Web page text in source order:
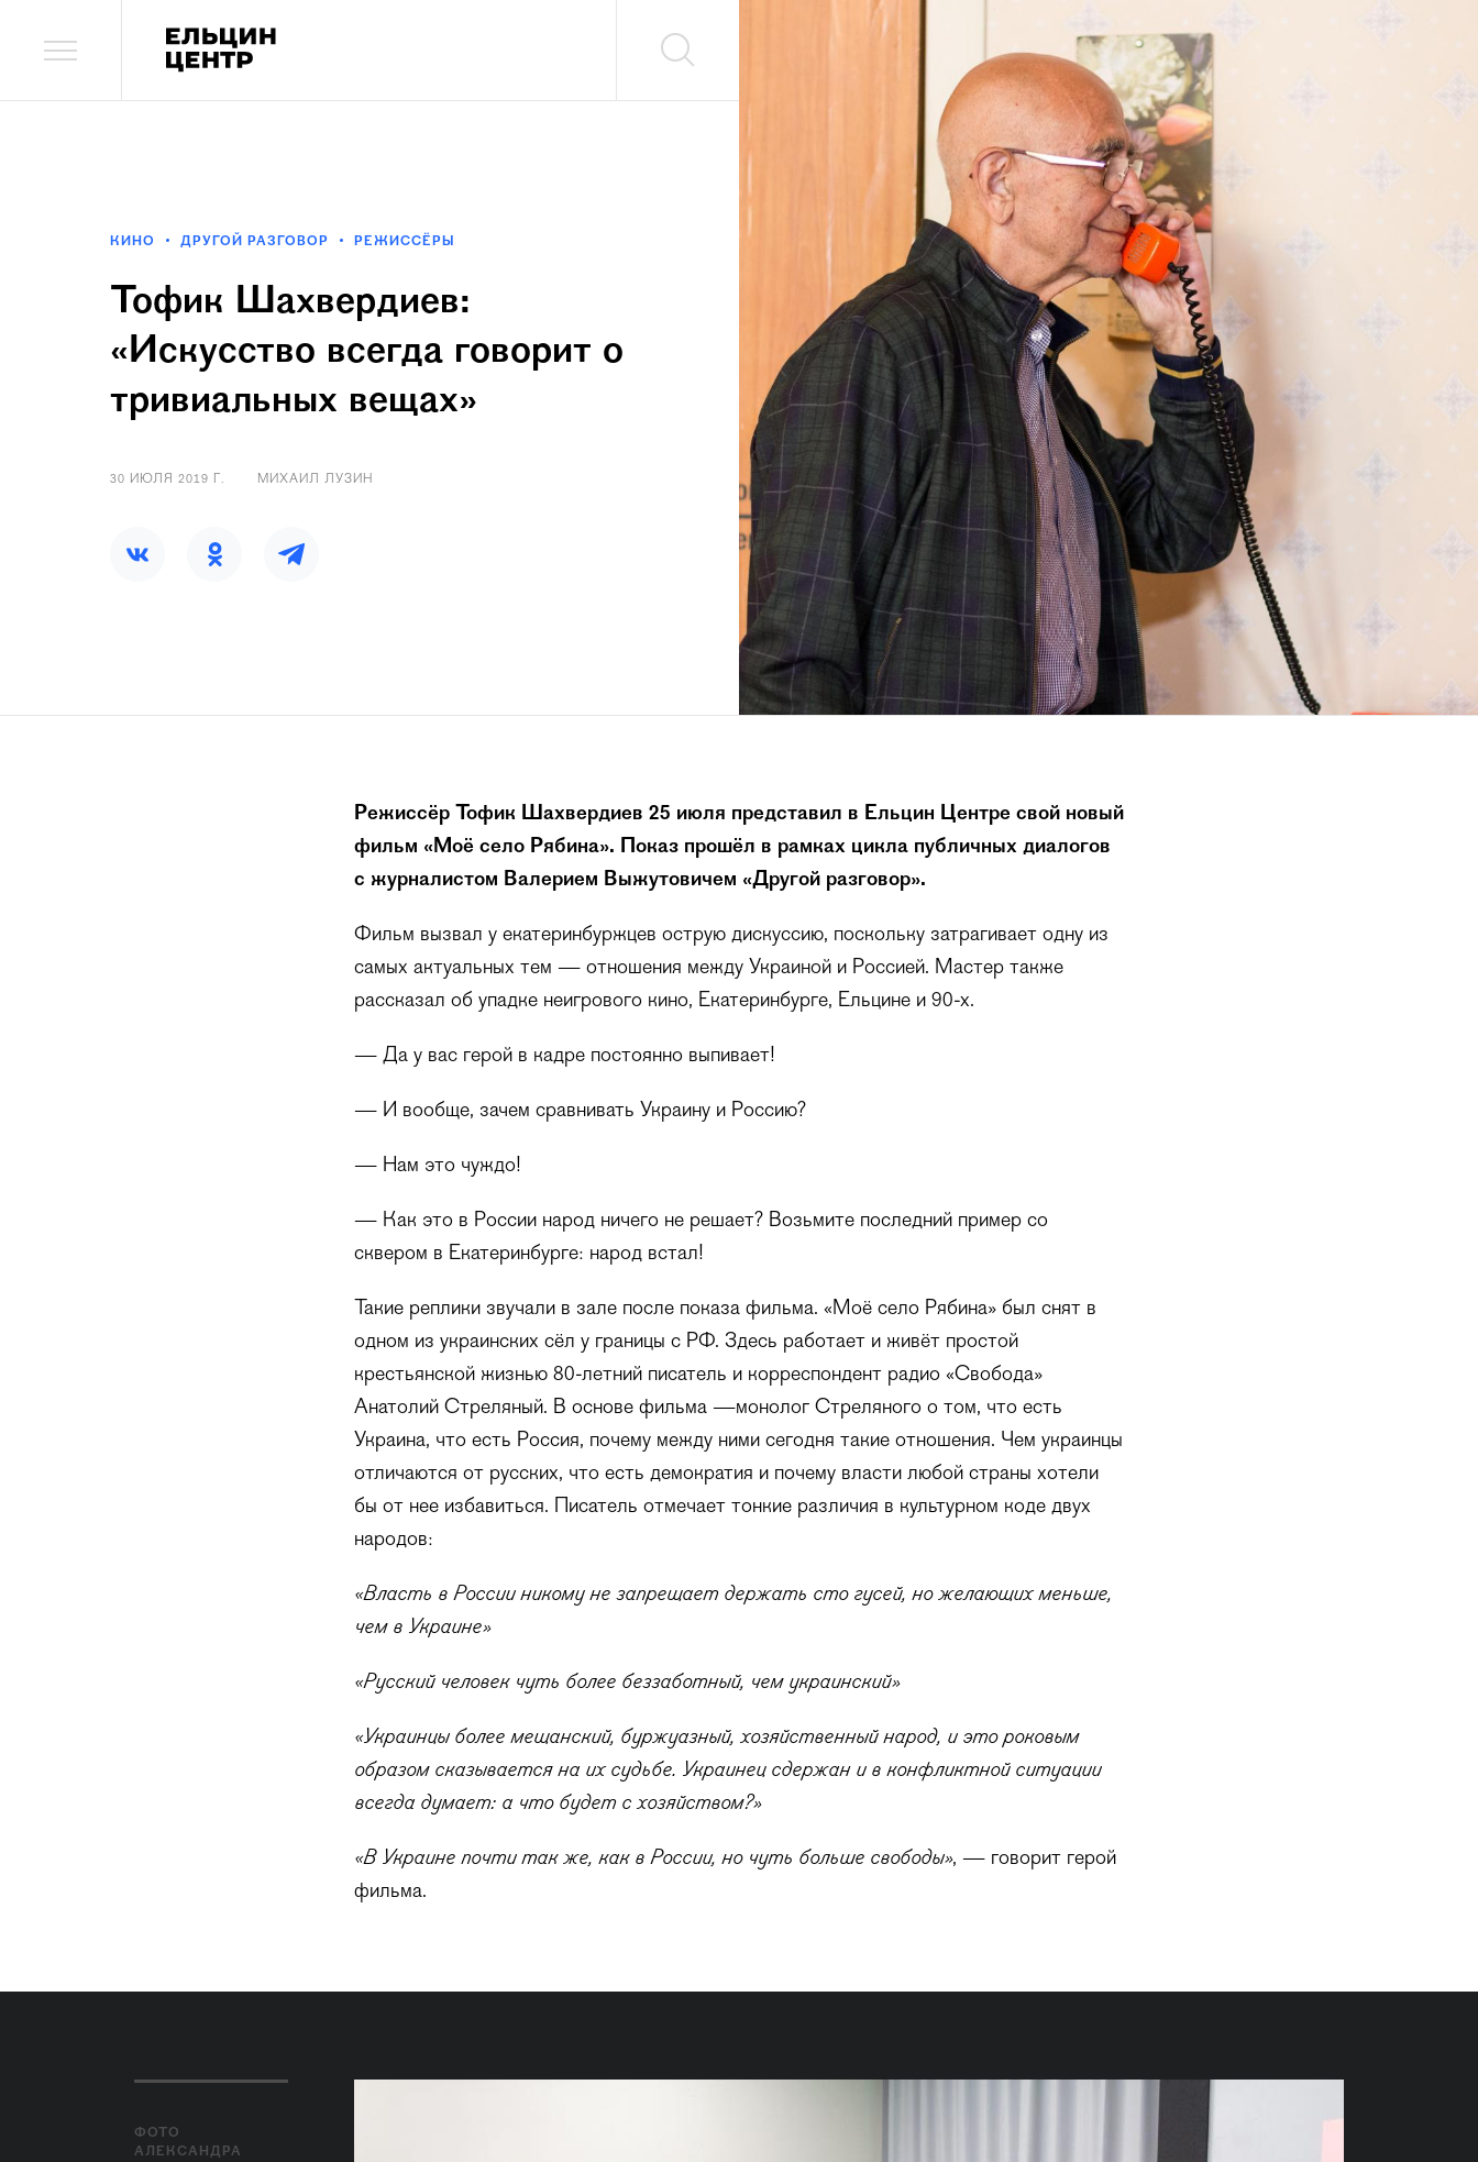
КИНО ДРУГОЙ РАЗГОВОР РЕЖИССЁРЫ
Тофик Шахвердиев:
«Искусство всегда говорит о
тривиальных вещах»
30 ИЮЛЯ 2019 Г. МИХАИЛ ЛУЗИН
Режиссёр Тофик Шахвердиев 25 июля представил в Ельцин Центре свой новый
фильм «Моё село Рябина». Показ прошёл в рамках цикла публичных диалогов
с журналистом Валерием Выжутовичем «Другой разговор».
Фильм вызвал у екатеринбуржцев острую дискуссию, поскольку затрагивает одну из
самых актуальных тем — отношения между Украиной и Россией. Мастер также
рассказал об упадке неигрового кино, Екатеринбурге, Ельцине и 90-х.
— Да у вас герой в кадре постоянно выпивает!
— И вообще, зачем сравнивать Украину и Россию?
— Нам это чуждо!
— Как это в России народ ничего не решает? Возьмите последний пример со
сквером в Екатеринбурге: народ встал!
Такие реплики звучали в зале после показа фильма. «Моё село Рябина» был снят в
одном из украинских сёл у границы с РФ. Здесь работает и живёт простой
крестьянской жизнью 80-летний писатель и корреспондент радио «Свобода»
Анатолий Стреляный. В основе фильма —монолог Стреляного о том, что есть
Украина, что есть Россия, почему между ними сегодня такие отношения. Чем украинцы
отличаются от русских, что есть демократия и почему власти любой страны хотели
бы от нее избавиться. Писатель отмечает тонкие различия в культурном коде двух
народов:
«Власть в России никому не запрещает держать сто гусей, но желающих меньше,
чем в Украине»
«Русский человек чуть более беззаботный, чем украинский»
«Украинцы более мещанский, буржуазный, хозяйственный народ, и это роковым
образом сказывается на их судьбе. Украинец сдержан и в конфликтной ситуации
всегда думает: а что будет с хозяйством?»
«В Украине почти так же, как в России, но чуть больше свободы», — говорит герой
фильма.
ФОТО
АЛЕКСАНДРА